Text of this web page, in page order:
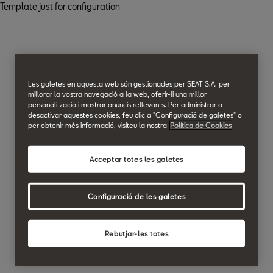
Template just for configuration
Les galetes en aquesta web són gestionades per SEAT S.A. per
millorar la vostra navegació a la web, oferir-li una millor
personalització i mostrar anuncis rellevants. Per administrar o
desactivar aquestes cookies, feu clic a "Configuració de galetes" o
per obtenir més informació, visiteu la nostra Política de Cookies
Rebutjar-les totes
Acceptar totes les galetes
Configuració de les galetes